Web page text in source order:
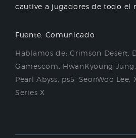
cautive a jugadores de todo el
Fuente: Comunicado
Hablamos de:Crimson Desert
Gamescom
HwanKyoung Jung
Pearl Abyss ps5 SeonWoo Lee
Series X